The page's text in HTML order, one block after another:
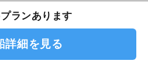
プランあります
詳細を見る